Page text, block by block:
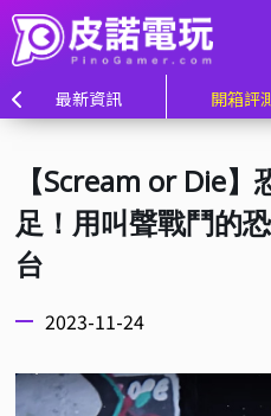
最新資訊 開箱評
【Scream or Die
足！用叫聲戰鬥的
台
2023-11-24